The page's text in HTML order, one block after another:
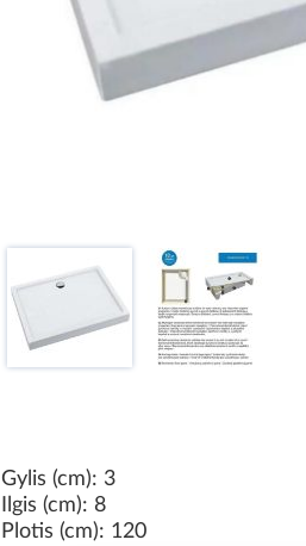
Gylis (cm): 3
Ilgis (cm): 8
Plotis (cm): 120